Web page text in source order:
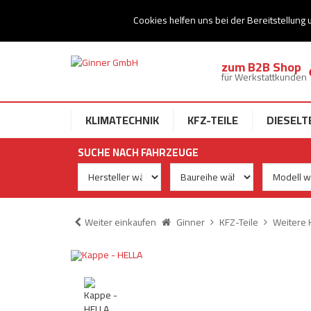
Cookies helfen uns bei der Bereitstellung
Ihr Speziallist für Dieseltechnik
zum B2B Shop
für Werkstattkunden
KLIMATECHNIK KFZ-TEILE
SUCHE NACH FAHRZEUGE
Weiter einkaufen Ginner KFZ-Teile Weitere